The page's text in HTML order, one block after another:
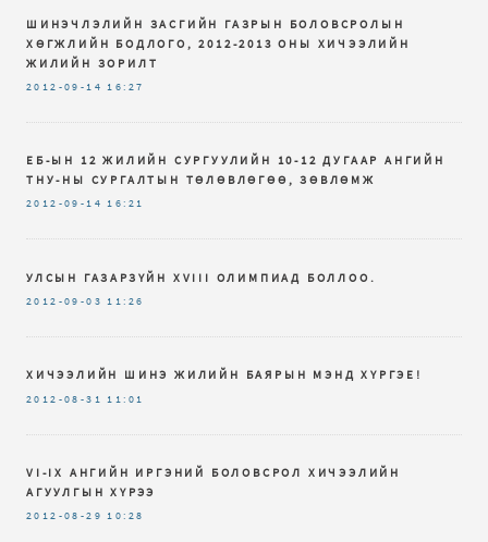
ШИНЭЧЛЭЛИЙН ЗАСГИЙН ГАЗРЫН БОЛОВСРОЛЫН
ХӨГЖЛИЙН БОДЛОГО, 2012-2013 ОНЫ ХИЧЭЭЛИЙН
ЖИЛИЙН ЗОРИЛТ
2012-09-14 16:27
ЕБ-ЫН 12 ЖИЛИЙН СУРГУУЛИЙН 10-12 ДУГААР АНГИЙН
ТНУ-НЫ СУРГАЛТЫН ТӨЛӨВЛӨГӨӨ, ЗӨВЛӨМЖ
2012-09-14 16:21
УЛСЫН ГАЗАРЗҮЙН XVIII ОЛИМПИАД БОЛЛОО.
2012-09-03 11:26
ХИЧЭЭЛИЙН ШИНЭ ЖИЛИЙН БАЯРЫН МЭНД ХҮРГЭЕ!
2012-08-31 11:01
VI-IX AНГИЙН ИРГЭНИЙ БОЛОВСРОЛ ХИЧЭЭЛИЙН
АГУУЛГЫН ХҮРЭЭ
2012-08-29 10:28